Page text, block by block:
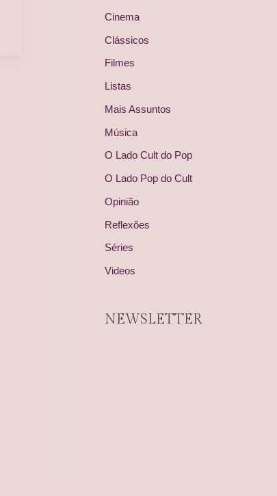
Cinema
Clássicos
Filmes
Listas
Mais Assuntos
Música
O Lado Cult do Pop
O Lado Pop do Cult
Opinião
Reflexões
Séries
Videos
NEWSLETTER